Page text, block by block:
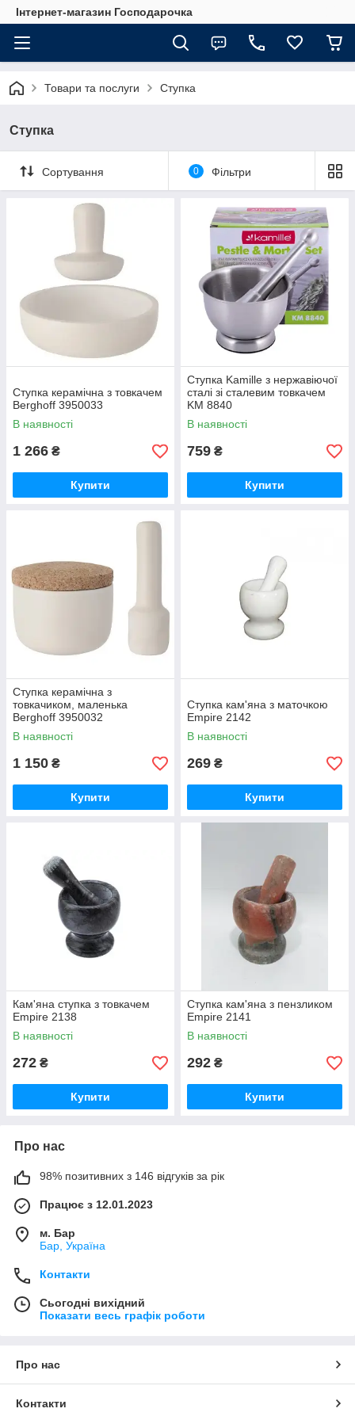
Інтернет-магазин Господарочка
Товари та послуги Ступка
Ступка
Сортування 0 Фільтри
Ступка керамічна з товкачем
Berghoff 3950033
В наявності
1 266 ₴
Купити
Ступка Kamille з нержавіючої
сталі зі сталевим товкачем
KM 8840
В наявності
759 ₴
Купити
Ступка керамічна з
товкачиком, маленька
Berghoff 3950032
В наявності
1 150 ₴
Купити
Ступка кам'яна з маточкою
Empire 2142
В наявності
269 ₴
Купити
Кам'яна ступка з товкачем
Empire 2138
В наявності
272 ₴
Купити
Ступка кам'яна з пензликом
Empire 2141
В наявності
292 ₴
Купити
Про нас
98% позитивних з 146 відгуків за рік
Працює з 12.01.2023
м. Бар
Бар, Україна
Контакти
Сьогодні вихідний
Показати весь графік роботи
Про нас
Контакти